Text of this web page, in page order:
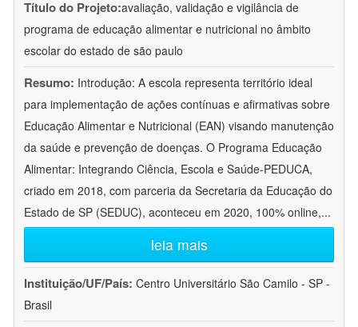
Título do Projeto:avaliação, validação e vigilância de
programa de educação alimentar e nutricional no âmbito
escolar do estado de são paulo
Resumo: Introdução: A escola representa território ideal
para implementação de ações contínuas e afirmativas sobre
Educação Alimentar e Nutricional (EAN) visando manutenção
da saúde e prevenção de doenças. O Programa Educação
Alimentar: Integrando Ciência, Escola e Saúde-PEDUCA,
criado em 2018, com parceria da Secretaria da Educação do
Estado de SP (SEDUC), aconteceu em 2020, 100% online,...
leia mais
Instituição/UF/País: Centro Universitário São Camilo - SP -
Brasil